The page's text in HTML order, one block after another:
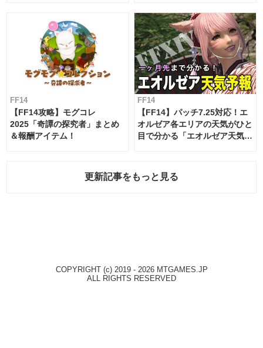
FF14
【FF14攻略】モグコレ
2025「奇譚の探究者」まとめ
＆報酬アイテム！
FF14
【FF14】パッチ7.25対応！エ
オルゼア各エリアの天気がひと
目で分かる「エオルゼア天気予
更新記事をもっと見る
COPYRIGHT (c) 2019 - 2026 MTGAMES.JP
ALL RIGHTS RESERVED